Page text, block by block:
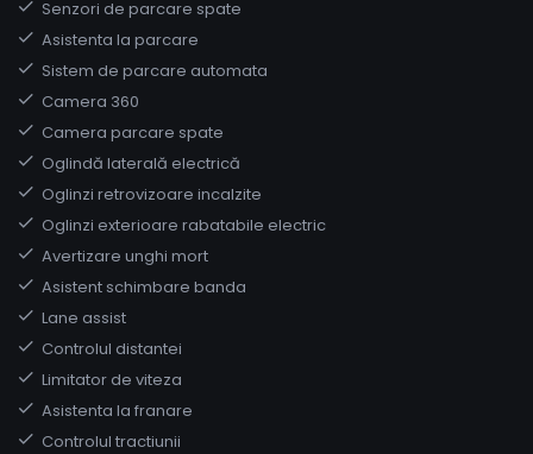
Senzori de parcare spate
Asistenta la parcare
Sistem de parcare automata
Camera 360
Camera parcare spate
Oglindă laterală electrică
Oglinzi retrovizoare incalzite
Oglinzi exterioare rabatabile electric
Avertizare unghi mort
Asistent schimbare banda
Lane assist
Controlul distantei
Limitator de viteza
Asistenta la franare
Controlul tractiunii